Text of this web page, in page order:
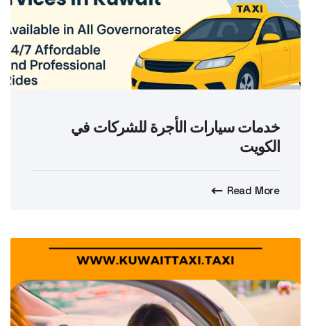
خدمات سيارات الأجرة للشركات في
الكويت
Read More